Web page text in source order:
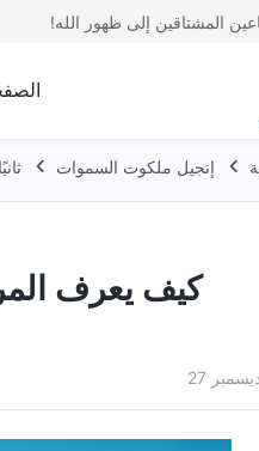
المشتاقين إلى ظهور الله!
إنجيل ملكوت السموات
كيف يعرف